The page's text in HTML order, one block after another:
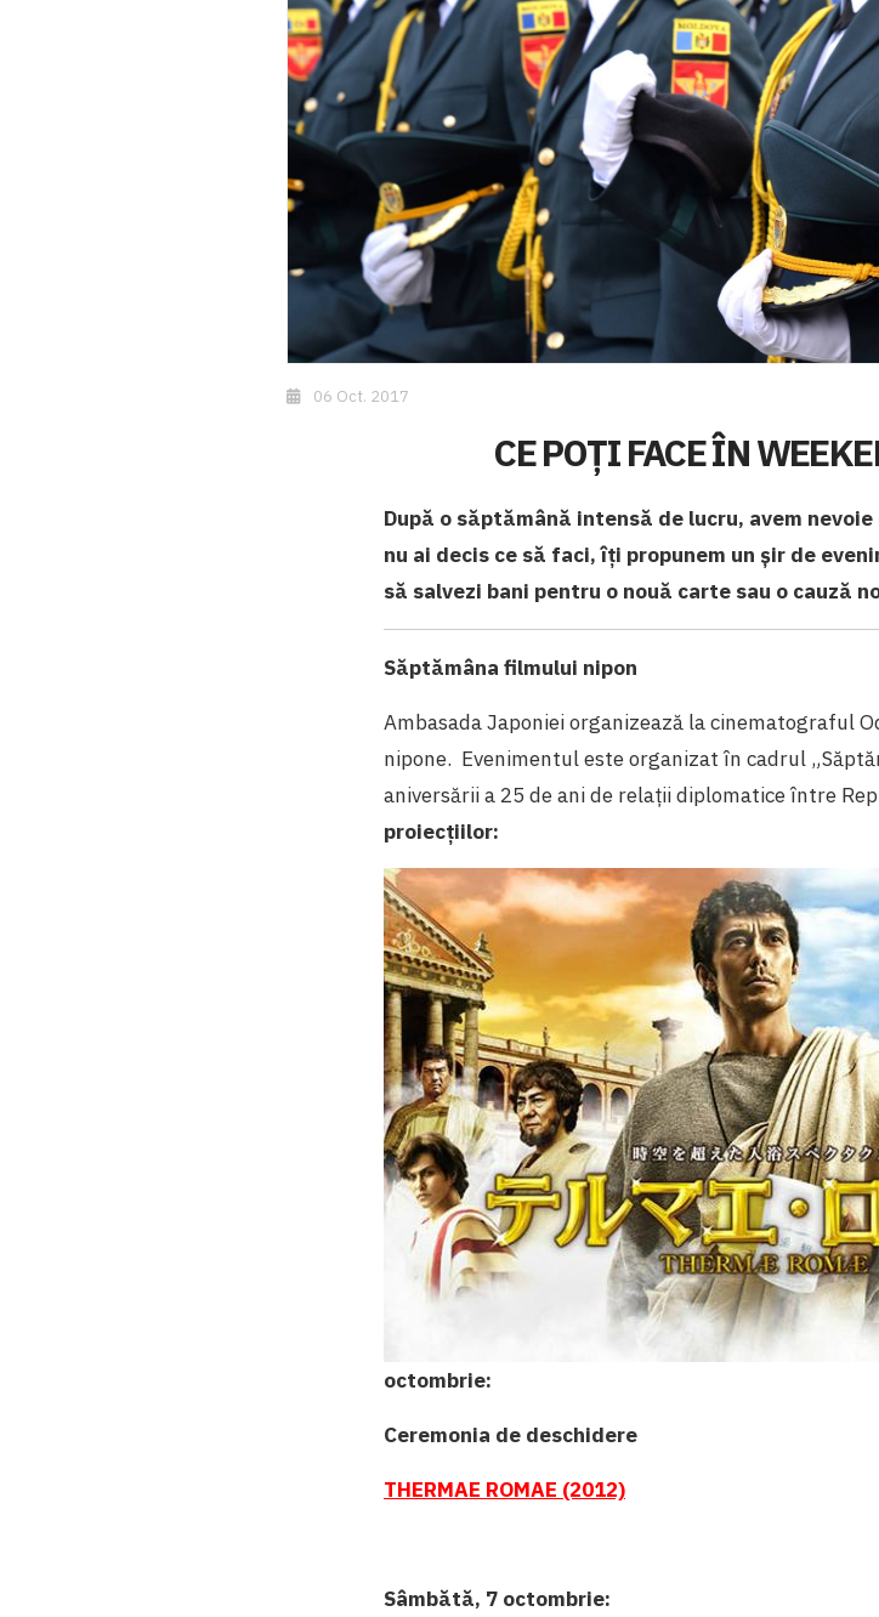
06 Oct. 2017
CE POȚI FACE ÎN
După o săptămână intensă de lucru, avem
nu ai decis ce să faci, îți propunem un șir de
să salvezi bani pentru o nouă carte sau o cauză
Săptămâna filmului nipon
Ambasada Japoniei organizează la cinematograful
nipone. Evenimentul este organizat în cadrul
aniversării a 25 de ani de relații diplomatice între
proiecțiilor:
octombrie:
Ceremonia de deschidere
THERMAE ROMAE (2012)
Sâmbătă, 7 octombrie: